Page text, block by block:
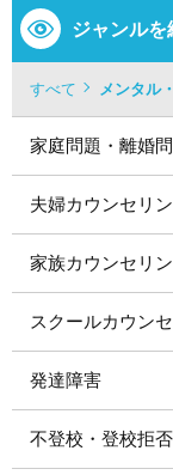
ジャンルを
すべて メンタル
家庭問題・離婚
夫婦カウンセリ
家族カウンセリ
スクールカウン
発達障害
不登校・登校拒否